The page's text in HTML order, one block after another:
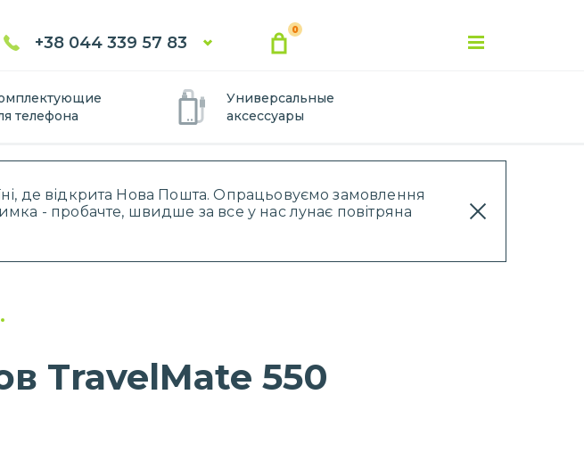
де відкрита Нова Пошта. Опрацьовуємо замовлення
- пробачте, швидше за все у нас лунає повітряна
+38 044 339 57 83
0
телефона
Универсальные
аксессуары
TravelMate 550